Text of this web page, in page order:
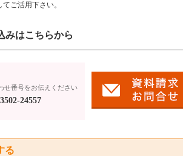
ご活用下さい。
みはこちらから
せ番号をお伝えください
24557
る